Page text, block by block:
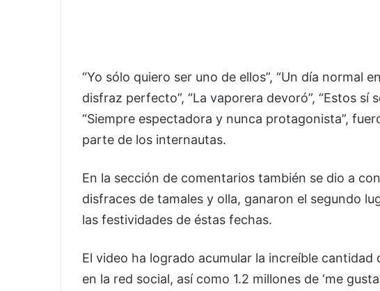
“Yo sólo quiero ser uno de ellos”, “Un día normal
disfraz perfecto”, “La vaporera devoró”, “Estos sí
“Siempre espectadora y nunca protagonista”,
parte de los internautas.
En la sección de comentarios también se dio a
disfraces de tamales y olla, ganaron el segundo
las festividades de éstas fechas.
El video ha logrado acumular la increíble cantidad
en la red social, así como 1.2 millones de ‘me